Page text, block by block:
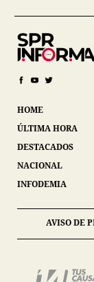
HOME
ÚLTIMA HORA
DESTACADOS
NACIONAL
INFODEMIA
AVISO DE